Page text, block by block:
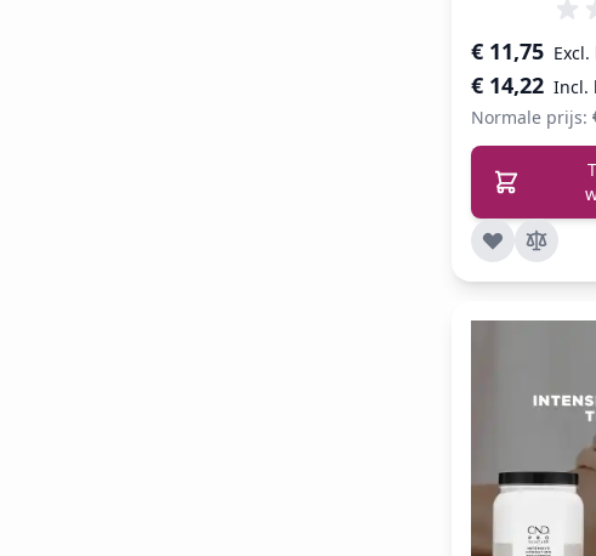
Speciale prijs
€ 14,22
€ 11,75
Normale prijs: